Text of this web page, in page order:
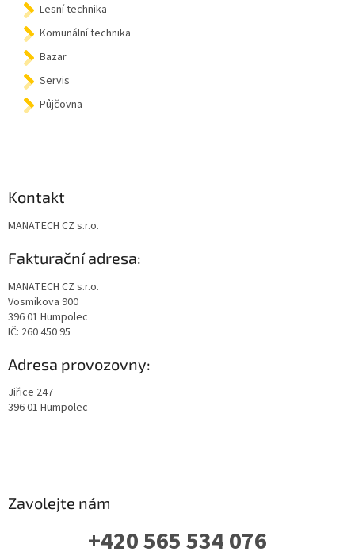
Lesní technika
Komunální technika
Bazar
Servis
Půjčovna
Kontakt
MANATECH CZ s.r.o.
Fakturační adresa:
MANATECH CZ s.r.o.
Vosmikova 900
396 01 Humpolec
IČ: 260 450 95
Adresa provozovny:
Jiřice 247
396 01 Humpolec
Zavolejte nám
+420 565 534 076